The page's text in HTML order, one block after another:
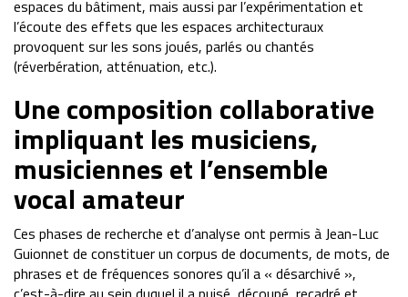
espaces du bâtiment, mais aussi par l’expérimentation et
l’écoute des effets que les espaces architecturaux
provoquent sur les sons joués, parlés ou chantés
(réverbération, atténuation, etc.).
Une composition collaborative
impliquant les musiciens,
musiciennes et l’ensemble
vocal amateur
Ces phases de recherche et d’analyse ont permis à Jean-Luc
Guionnet de constituer un corpus de documents, de mots, de
phrases et de fréquences sonores qu’il a « désarchivé »,